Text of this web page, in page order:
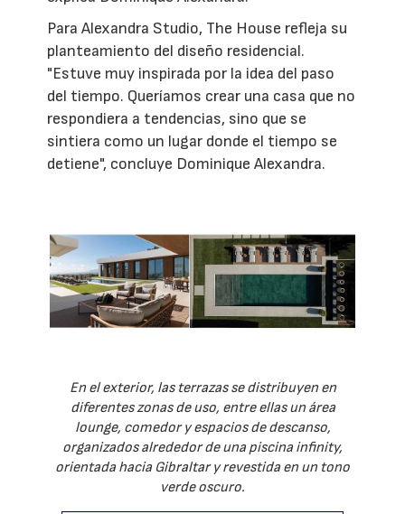
Para Alexandra Studio, The House refleja su
planteamiento del diseño residencial.
"Estuve muy inspirada por la idea del paso
del tiempo. Queríamos crear una casa que no
respondiera a tendencias, sino que se
sintiera como un lugar donde el tiempo se
detiene", concluye Dominique Alexandra.
En el exterior, las terrazas se distribuyen en
diferentes zonas de uso, entre ellas un área
lounge, comedor y espacios de descanso,
organizados alrededor de una piscina infinity,
orientada hacia Gibraltar y revestida en un tono
verde oscuro.